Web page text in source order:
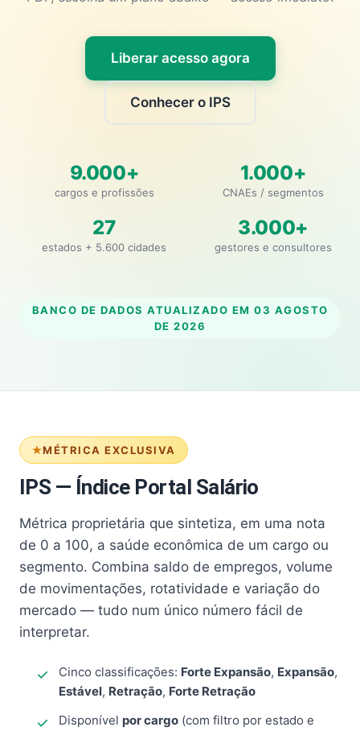
Liberar acesso agora
Conhecer o IPS
9.000+
cargos e profissões
1.000+
CNAEs / segmentos
27
estados + 5.600 cidades
3.000+
gestores e consultores
BANCO DE DADOS ATUALIZADO EM 03 AGOSTO
DE 2026
MÉTRICA EXCLUSIVA
IPS — Índice Portal Salário
Métrica proprietária que sintetiza, em uma nota
de 0 a 100, a saúde econômica de um cargo ou
segmento. Combina saldo de empregos, volume
de movimentações, rotatividade e variação do
mercado — tudo num único número fácil de
interpretar.
Cinco classificações: Forte Expansão, Expansão,
Estável, Retração, Forte Retração
Disponível por cargo (com filtro por estado e